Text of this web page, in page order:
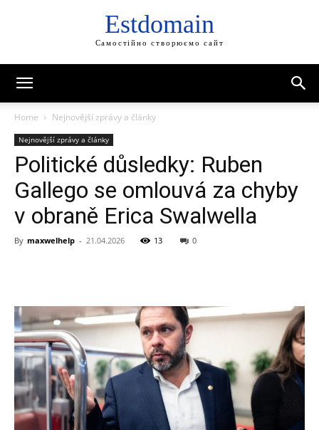
Estdomain
Самостійно створюємо сайт
Home Nejnovější zprávy a články
Nejnovější zprávy a články
Politické důsledky: Ruben
Gallego se omlouvá za chyby
v obraně Erica Swalwella
By maxwelhelp - 21.04.2026 13 0